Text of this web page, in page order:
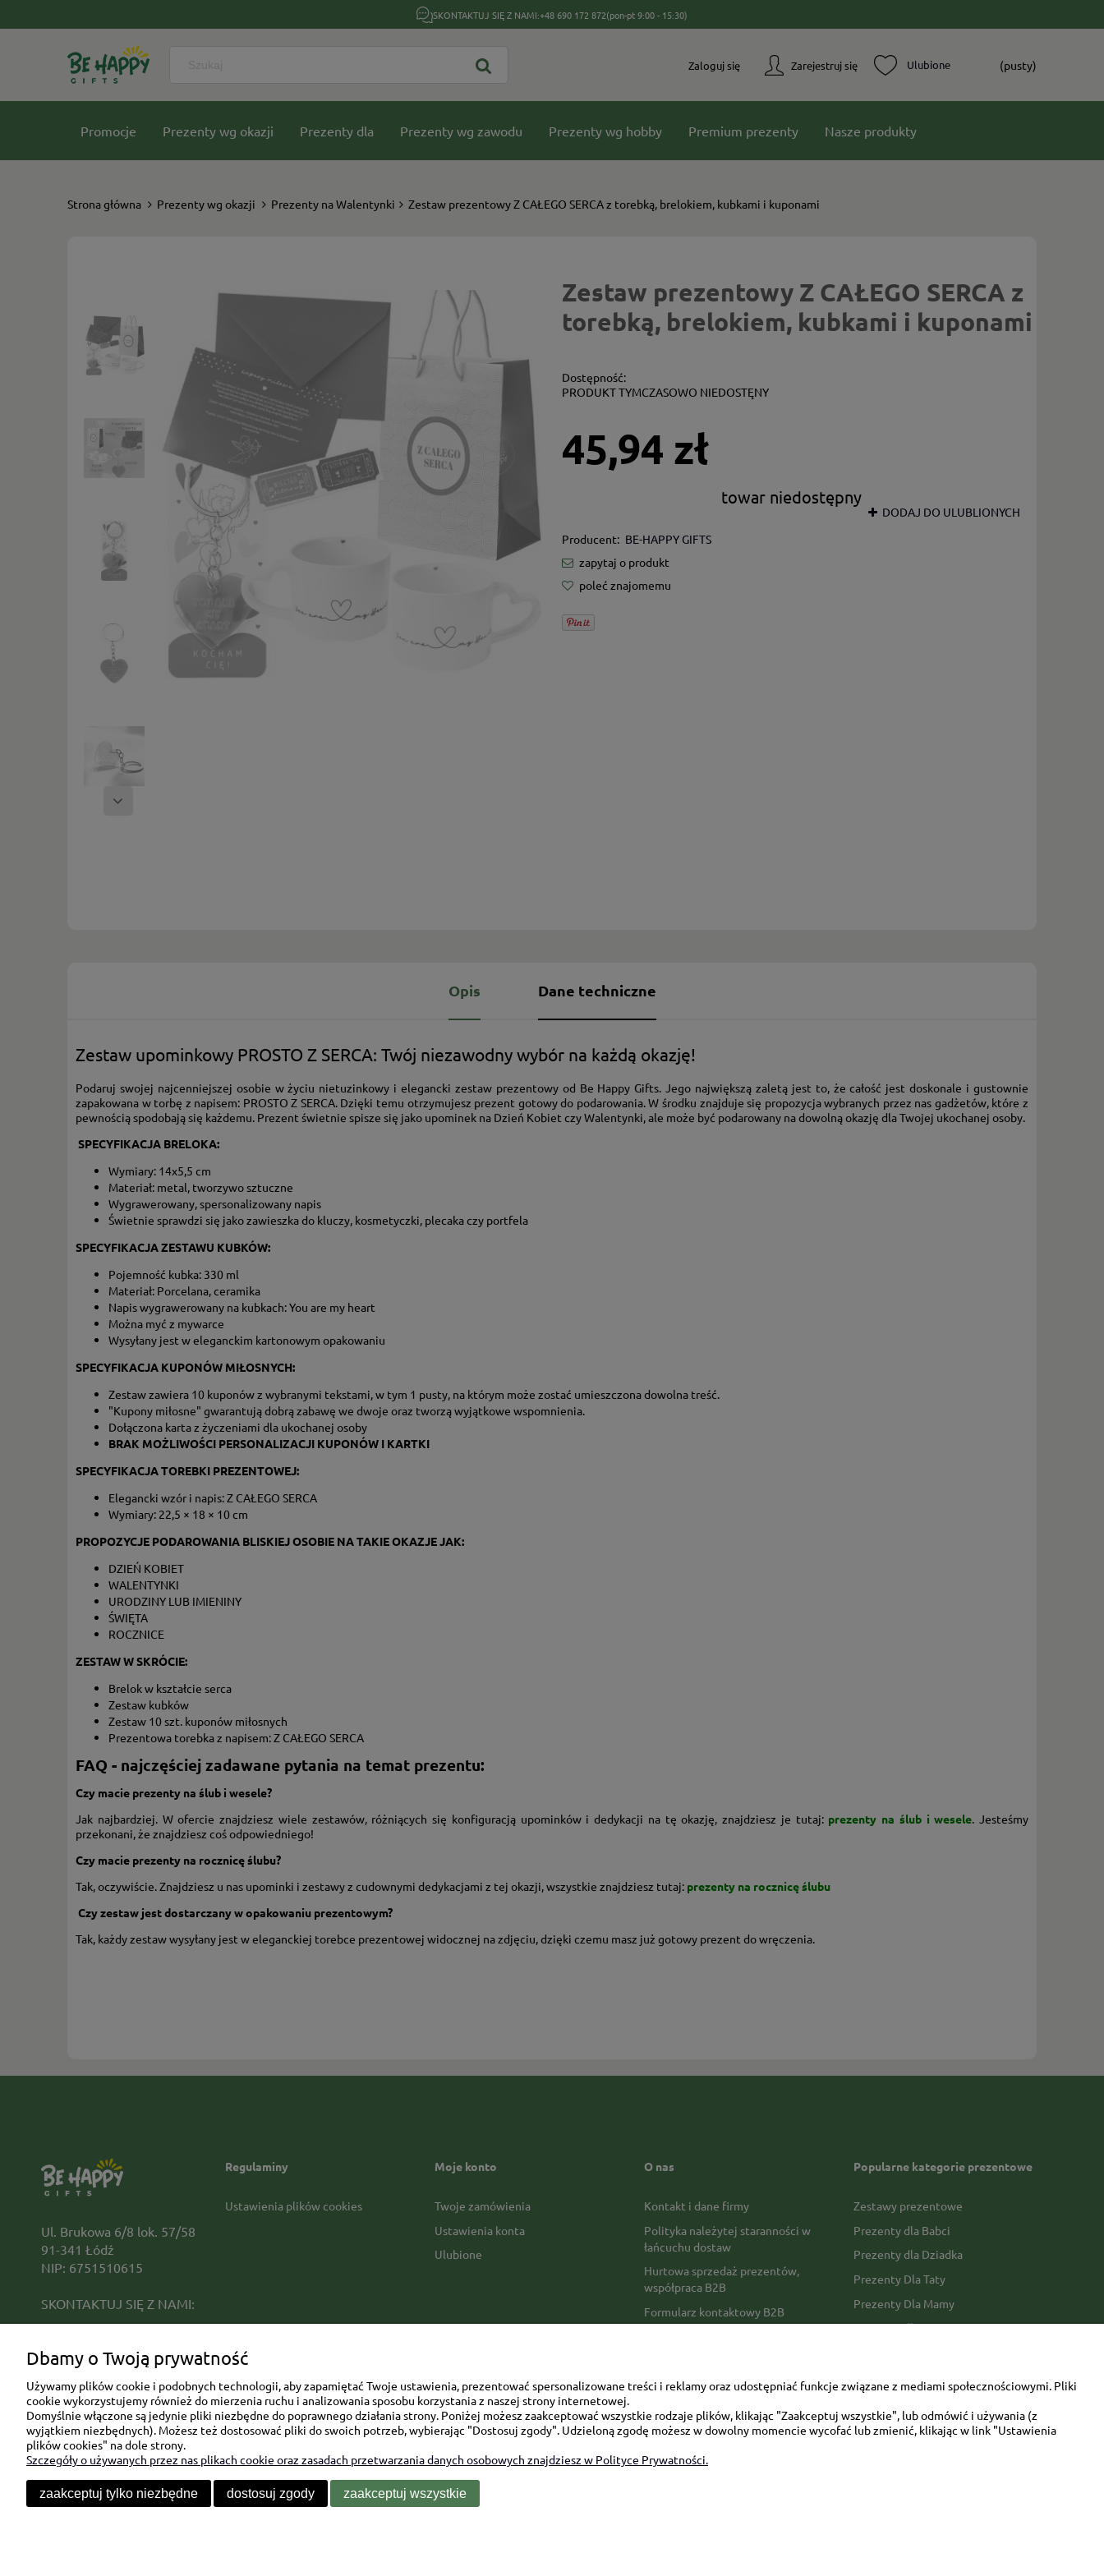
SKONTAKTUJ SIĘ Z NAMI:+48 690 172 872(pon-pt 9:00 - 15:30)
Zarejestruj się
Zaloguj się (pusty)
Promocje Prezenty wg okazji Prezenty dla Prezenty wg zawodu Prezenty wg hobby Premium prezenty Nasze produkty
Strona główna Prezenty wg okazji Prezenty na Walentynki Zestaw prezentowy Z CAŁEGO SERCA z torebką, brelokiem, kubkami i kuponami
Zestaw prezentowy Z CAŁEGO SERCA z
torebką, brelokiem, kubkami i kuponami
Dostępność:
PRODUKT TYMCZASOWO NIEDOSTĘNY
45,94 zł
towar niedostępny
DODAJ DO ULUBLIONYCH
Producent: BE-HAPPY GIFTS
zapytaj o produkt
poleć znajomemu
Opis Dane techniczne
Zestaw upominkowy PROSTO Z SERCA: Twój niezawodny wybór na każdą okazję!
Podaruj swojej najcenniejszej osobie w życiu nietuzinkowy i elegancki zestaw prezentowy od Be Happy Gifts. Jego największą zaletą jest to, że całość jest doskonale i gustownie
zapakowana w torbę z napisem: PROSTO Z SERCA. Dzięki temu otrzymujesz prezent gotowy do podarowania. W środku znajduje się propozycja wybranych przez nas gadżetów, które z
pewnością spodobają się każdemu. Prezent świetnie spisze się jako upominek na Dzień Kobiet czy Walentynki, ale może być podarowany na dowolną okazję dla Twojej ukochanej osoby.
SPECYFIKACJA BRELOKA:
Wymiary: 14x5,5 cm
Materiał: metal, tworzywo sztuczne
Wygrawerowany, spersonalizowany napis
Świetnie sprawdzi się jako zawieszka do kluczy, kosmetyczki, plecaka czy portfela
SPECYFIKACJA ZESTAWU KUBKÓW:
Pojemność kubka: 330 ml
Materiał: Porcelana, ceramika
Napis wygrawerowany na kubkach: You are my heart
Można myć z mywarce
Wysyłany jest w eleganckim kartonowym opakowaniu
SPECYFIKACJA KUPONÓW MIŁOSNYCH:
Zestaw zawiera 10 kuponów z wybranymi tekstami, w tym 1 pusty, na którym może zostać umieszczona dowolna treść.
"Kupony miłosne" gwarantują dobrą zabawę we dwoje oraz tworzą wyjątkowe wspomnienia.
Dołączona karta z życzeniami dla ukochanej osoby
BRAK MOŻLIWOŚCI PERSONALIZACJI KUPONÓW I KARTKI
SPECYFIKACJA TOREBKI PREZENTOWEJ:
Elegancki wzór i napis: Z CAŁEGO SERCA
Wymiary: 22,5 × 18 × 10 cm
PROPOZYCJE PODAROWANIA BLISKIEJ OSOBIE NA TAKIE OKAZJE JAK:
DZIEŃ KOBIET
WALENTYNKI
URODZINY LUB IMIENINY
ŚWIĘTA
ROCZNICE
ZESTAW W SKRÓCIE:
Brelok w kształcie serca
Zestaw kubków
Zestaw 10 szt. kuponów miłosnych
Prezentowa torebka z napisem: Z CAŁEGO SERCA
FAQ - najczęściej zadawane pytania na temat prezentu:
Czy macie prezenty na ślub i wesele?
Jak najbardziej. W ofercie znajdziesz wiele zestawów, różniących się konfiguracją upominków i dedykacji na tę okazję, znajdziesz je tutaj: prezenty na ślub i wesele. Jesteśmy
przekonani, że znajdziesz coś odpowiedniego!
Czy macie prezenty na rocznicę ślubu?
Tak, oczywiście. Znajdziesz u nas upominki i zestawy z cudownymi dedykacjami z tej okazji, wszystkie znajdziesz tutaj: prezenty na rocznicę ślubu
Czy zestaw jest dostarczany w opakowaniu prezentowym?
Tak, każdy zestaw wysyłany jest w eleganckiej torebce prezentowej widocznej na zdjęciu, dzięki czemu masz już gotowy prezent do wręczenia.
Regulaminy
Ustawienia plików cookies
Moje konto
Twoje zamówienia
Ustawienia konta
Ulubione
O nas
Kontakt i dane firmy
Polityka należytej staranności w
łańcuchu dostaw
Hurtowa sprzedaż prezentów,
współpraca B2B
Formularz kontaktowy B2B
Czas i koszty dostawy
Opinie Trustmate
Mapa kategorii
Popularne kategorie prezentowe
Zestawy prezentowe
Prezenty dla Babci
Prezenty dla Dziadka
Prezenty Dla Taty
Prezenty Dla Mamy
Prezenty dla Faceta
Urodziny/imieniny
Ul. Brukowa 6/8 lok. 57/58
91-341 Łódź
NIP: 6751510615
SKONTAKTUJ SIĘ Z NAMI:
+48 690 172 872
Dbamy o Twoją prywatność
Używamy plików cookie i podobnych technologii, aby zapamiętać Twoje ustawienia, prezentować spersonalizowane treści i reklamy oraz udostępniać funkcje związane z mediami społecznościowymi. Pliki
cookie wykorzystujemy również do mierzenia ruchu i analizowania sposobu korzystania z naszej strony internetowej.
Domyślnie włączone są jedynie pliki niezbędne do poprawnego działania strony. Poniżej możesz zaakceptować wszystkie rodzaje plików, klikając "Zaakceptuj wszystkie", lub odmówić i używania (z
wyjątkiem niezbędnych). Możesz też dostosować pliki do swoich potrzeb, wybierając "Dostosuj zgody". Udzieloną zgodę możesz w dowolny momencie wycofać lub zmienić, klikając w link "Ustawienia
plików cookies" na dole strony.
Szczegóły o używanych przez nas plikach cookie oraz zasadach przetwarzania danych osobowych znajdziesz w Polityce Prywatności.
zaakceptuj tylko niezbędne dostosuj zgody zaakceptuj wszystkie